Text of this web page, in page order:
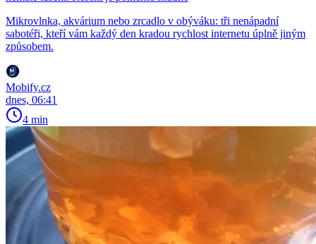
Mikrovlnka, akvárium nebo zrcadlo v obýváku: tři nenápadní
sabotéři, kteří vám každý den kradou rychlost internetu úplně jiným
způsobem.
Mobify.cz
dnes, 06:41
4 min